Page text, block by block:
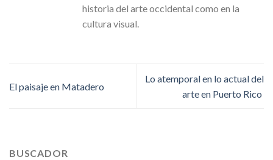
historia del arte occidental como en la
cultura visual.
El paisaje en Matadero
Lo atemporal en lo actual del
arte en Puerto Rico
BUSCADOR